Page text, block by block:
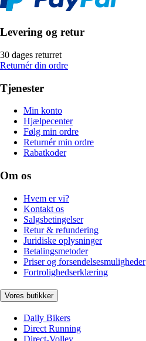
Levering og retur
30 dages returret
Returnér din ordre
Tjenester
Min konto
Hjælpecenter
Følg min ordre
Returnér min ordre
Rabatkoder
Om os
Hvem er vi?
Kontakt os
Salgsbetingelser
Retur & refundering
Juridiske oplysninger
Betalingsmetoder
Priser og forsendelsesmuligheder
Fortrolighedserklæring
Vores butikker
Daily Bikers
Direct Running
Direct-Volley